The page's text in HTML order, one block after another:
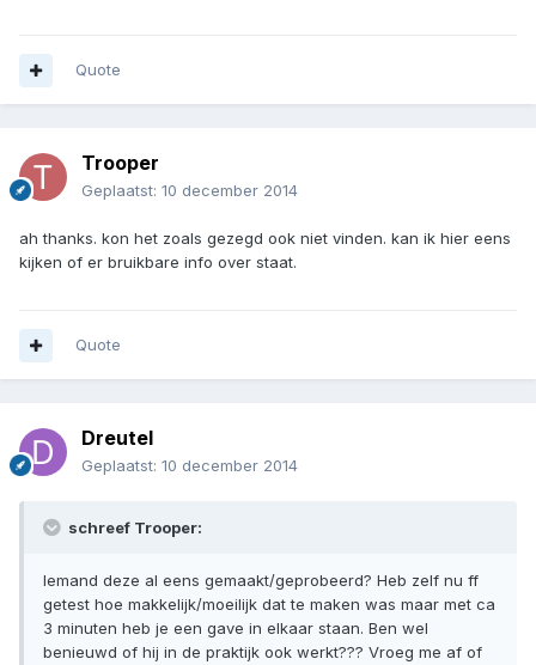
Quote
Trooper
Geplaatst: 10 december 2014
ah thanks. kon het zoals gezegd ook niet vinden. kan ik hier eens
kijken of er bruikbare info over staat.
Quote
Dreutel
Geplaatst: 10 december 2014
schreef Trooper:
Iemand deze al eens gemaakt/geprobeerd? Heb zelf nu ff
getest hoe makkelijk/moeilijk dat te maken was maar met ca
3 minuten heb je een gave in elkaar staan. Ben wel
benieuwd of hij in de praktijk ook werkt??? Vroeg me af of